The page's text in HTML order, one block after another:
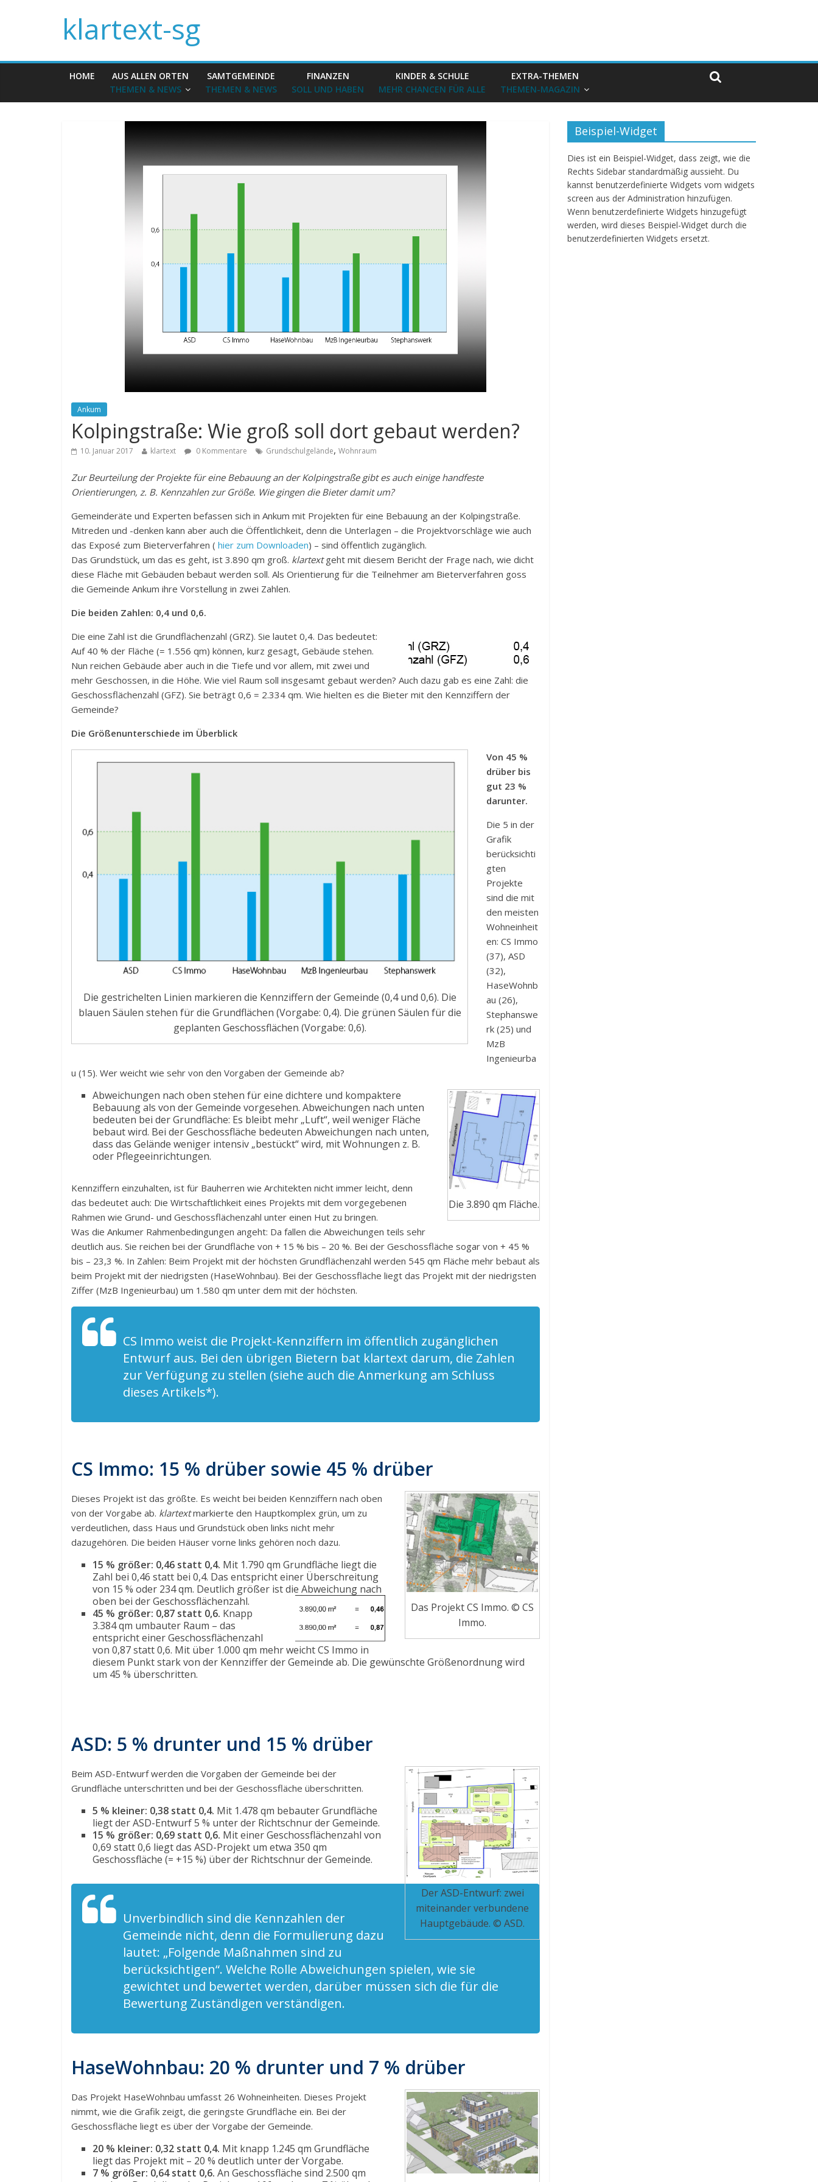
klartext-sg
HOME
AUS ALLEN ORTEN
THEMEN & NEWS
SAMTGEMEINDE
THEMEN & NEWS
FINANZEN
SOLL UND HABEN
KINDER & SCHULE
MEHR CHANCEN FÜR ALLE
EXTRA-THEMEN
THEMEN-MAGAZIN
Ankum
Kolpingstraße: Wie groß soll dort gebaut werden?
10. Januar 2017 klartext 0 Kommentare Grundschulgelände, Wohnraum
Zur Beurteilung der Projekte für eine Bebauung an der Kolpingstraße gibt es auch einige handfeste
Orientierungen, z. B. Kennzahlen zur Größe. Wie gingen die Bieter damit um?
Gemeinderäte und Experten befassen sich in Ankum mit Projekten für eine Bebauung an der Kolpingstraße.
Mitreden und -denken kann aber auch die Öffentlichkeit, denn die Unterlagen – die Projektvorschläge wie auch
das Exposé zum Bieterverfahren ( hier zum Downloaden) – sind öffentlich zugänglich.
Das Grundstück, um das es geht, ist 3.890 qm groß. klartextgeht mit diesem Bericht der Frage nach, wie dicht
diese Fläche mit Gebäuden bebaut werden soll. Als Orientierung für die Teilnehmer am Bieterverfahren goss
die Gemeinde Ankum ihre Vorstellung in zwei Zahlen.
Die beiden Zahlen: 0,4 und 0,6.
Die eine Zahl ist die Grundflächenzahl (GRZ). Sie lautet 0,4. Das bedeutet:
Auf 40 % der Fläche (= 1.556 qm) können, kurz gesagt, Gebäude stehen.
Nun reichen Gebäude aber auch in die Tiefe und vor allem, mit zwei und
mehr Geschossen, in die Höhe. Wie viel Raum soll insgesamt gebaut werden? Auch dazu gab es eine Zahl: die
Geschossflächenzahl (GFZ). Sie beträgt 0,6 = 2.334 qm. Wie hielten es die Bieter mit den Kennziffern der
Gemeinde?
Die Größenunterschiede im Überblick
Die gestrichelten Linien markieren die Kennziffern der Gemeinde (0,4 und 0,6). Die
blauen Säulen stehen für die Grundflächen (Vorgabe: 0,4). Die grünen Säulen für die
geplanten Geschossflächen (Vorgabe: 0,6).
Von 45 %
drüber bis
gut 23 %
darunter.
Die 5 in der
Grafik
berücksichti
gten
Projekte
sind die mit
den meisten
Wohneinheit
en: CS Immo
(37), ASD
(32),
HaseWohnb
au (26),
Stephanswe
rk (25) und
MzB
Ingenieurba
u (15). Wer weicht wie sehr von den Vorgaben der Gemeinde ab?
Die 3.890 qm Fläche.
Abweichungen nach oben stehen für eine dichtere und kompaktere
Bebauung als von der Gemeinde vorgesehen. Abweichungen nach unten
bedeuten bei der Grundfläche: Es bleibt mehr „Luft“, weil weniger Fläche
bebaut wird. Bei der Geschossfläche bedeuten Abweichungen nach unten,
dass das Gelände weniger intensiv „bestückt“ wird, mit Wohnungen z. B.
oder Pflegeeinrichtungen.
Kennziffern einzuhalten, ist für Bauherren wie Architekten nicht immer leicht, denn
das bedeutet auch: Die Wirtschaftlichkeit eines Projekts mit dem vorgegebenen
Rahmen wie Grund- und Geschossflächenzahl unter einen Hut zu bringen.
Was die Ankumer Rahmenbedingungen angeht: Da fallen die Abweichungen teils sehr
deutlich aus. Sie reichen bei der Grundfläche von + 15 % bis – 20 %. Bei der Geschossfläche sogar von + 45 %
bis – 23,3 %. In Zahlen: Beim Projekt mit der höchsten Grundflächenzahl werden 545 qm Fläche mehr bebaut als
beim Projekt mit der niedrigsten (HaseWohnbau). Bei der Geschossfläche liegt das Projekt mit der niedrigsten
Ziffer (MzB Ingenieurbau) um 1.580 qm unter dem mit der höchsten.
CS Immo weist die Projekt-Kennziffern im öffentlich zugänglichen
Entwurf aus. Bei den übrigen Bietern bat klartext darum, die Zahlen
zur Verfügung zu stellen (siehe auch die Anmerkung am Schluss
dieses Artikels*).
CS Immo: 15 % drüber sowie 45 % drüber
Das Projekt CS Immo. © CS
Immo.
Dieses Projekt ist das größte. Es weicht bei beiden Kennziffern nach oben
von der Vorgabe ab. klartextmarkierte den Hauptkomplex grün, um zu
verdeutlichen, dass Haus und Grundstück oben links nicht mehr
dazugehören. Die beiden Häuser vorne links gehören noch dazu.
15 % größer: 0,46 statt 0,4. Mit 1.790 qm Grundfläche liegt die
Zahl bei 0,46 statt bei 0,4. Das entspricht einer Überschreitung
von 15 % oder 234 qm. Deutlich größer ist die Abweichung nach
oben bei der Geschossflächenzahl.
45 % größer: 0,87 statt 0,6. Knapp
3.384 qm umbauter Raum – das
entspricht einer Geschossflächenzahl
von 0,87 statt 0,6. Mit über 1.000 qm mehr weicht CS Immo in
diesem Punkt stark von der Kennziffer der Gemeinde ab. Die gewünschte Größenordnung wird
um 45 % überschritten.
ASD: 5 % drunter und 15 % drüber
Der ASD-Entwurf: zwei
miteinander verbundene
Hauptgebäude. © ASD.
Beim ASD-Entwurf werden die Vorgaben der Gemeinde bei der
Grundfläche unterschritten und bei der Geschossfläche überschritten.
5 % kleiner: 0,38 statt 0,4. Mit 1.478 qm bebauter Grundfläche
liegt der ASD-Entwurf 5 % unter der Richtschnur der Gemeinde.
15 % größer: 0,69 statt 0,6. Mit einer Geschossflächenzahl von
0,69 statt 0,6 liegt das ASD-Projekt um etwa 350 qm
Geschossfläche (= +15 %) über der Richtschnur der Gemeinde.
Unverbindlich sind die Kennzahlen der
Gemeinde nicht, denn die Formulierung dazu
lautet: „Folgende Maßnahmen sind zu
berücksichtigen“. Welche Rolle Abweichungen spielen, wie sie
gewichtet und bewertet werden, darüber müssen sich die für die
Bewertung Zuständigen verständigen.
HaseWohnbau: 20 % drunter und 7 % drüber
Das Projekt HaseWohnbau umfasst 26 Wohneinheiten. Dieses Projekt
nimmt, wie die Grafik zeigt, die geringste Grundfläche ein. Bei der
Geschossfläche liegt es über der Vorgabe der Gemeinde.
20 % kleiner: 0,32 statt 0,4. Mit knapp 1.245 qm Grundfläche
liegt das Projekt mit – 20 % deutlich unter der Vorgabe.
7 % größer: 0,64 statt 0,6. An Geschossfläche sind 2.500 qm
Beispiel-Widget
Dies ist ein Beispiel-Widget, dass zeigt, wie die
Rechts Sidebar standardmäßig aussieht. Du
kannst benutzerdefinierte Widgets vom widgets
screen aus der Administration hinzufügen.
Wenn benutzerdefinierte Widgets hinzugefügt
werden, wird dieses Beispiel-Widget durch die
benutzerdefinierten Widgets ersetzt.